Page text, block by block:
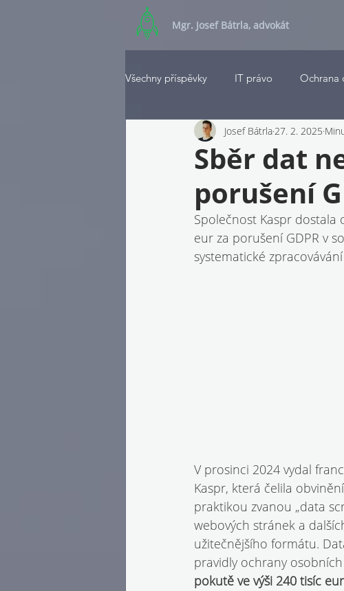
Mgr. Josef Bátrla, advokát
Všechny příspěvky IT právo Ochrana
Sběr dat
porušení
Josef Bátrla 27. 2. 2025
Společnost Kaspr
eur za porušení GDPR v
systematické
V prosinci 2024 vydal
Kaspr, která čelila
praktikou zvanou „data
webových stránek a
užitečnějšího formátu.
pravidly ochrany
pokutě ve výši 240 tisíc eur